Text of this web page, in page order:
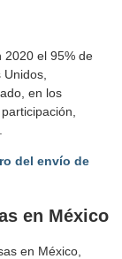
2020 el 95% de
Unidos,
en los
del envío de
en México
en México,